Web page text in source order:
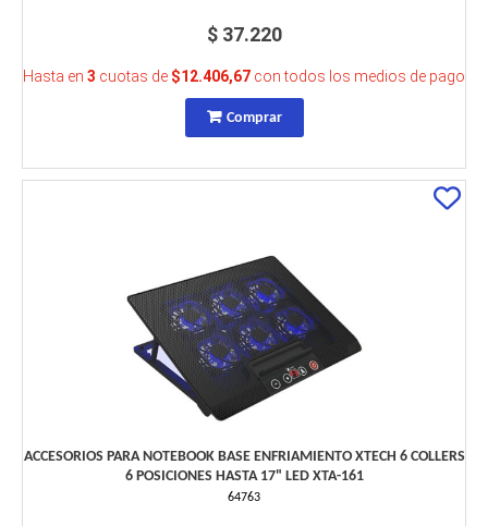
$ 37.220
Hasta en 3 cuotas de $12.406,67 con todos los medios de pago
Comprar
ACCESORIOS PARA NOTEBOOK BASE ENFRIAMIENTO XTECH 6 COLLERS
6 POSICIONES HASTA 17" LED XTA-161
64763